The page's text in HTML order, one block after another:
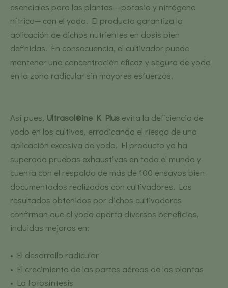
esenciales para las plantas —potasio y nitrógeno
nítrico— con el yodo. El producto garantiza la
aplicación de dichos nutrientes en dosis bien
definidas. En consecuencia, el cultivador puede
mantener una concentración eficaz y segura de yodo
en la zona radicular sin mayores esfuerzos.
Así pues, Ultrasol®ine K Plus evita la deficiencia de
yodo en los cultivos, erradicando el riesgo de una
aplicación excesiva de yodo. El producto ya ha
superado pruebas exhaustivas en todo el mundo y
cuenta con el respaldo de más de 100 ensayos bien
documentados realizados con cultivadores. Los
resultados obtenidos por dichos cultivadores
confirman que el yodo aporta diversos beneficios,
incluidas mejoras en:
• El desarrollo radicular
• El crecimiento de las partes aéreas de las plantas
• La fotosíntesis